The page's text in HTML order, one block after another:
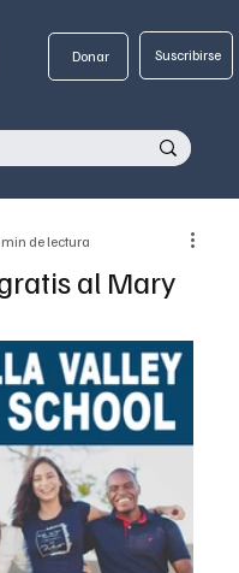
Donar Suscribirse
al Mary
min de lectura